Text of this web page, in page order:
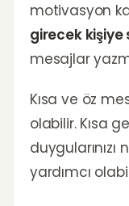
motivasyon
girecek kişiye
mesajlar
Kısa ve öz
olabilir. Kısa
yardımcı